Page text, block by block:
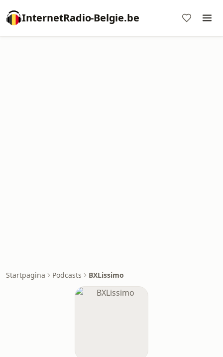
InternetRadio-Belgie.be
Startpagina Podcasts BXLissimo